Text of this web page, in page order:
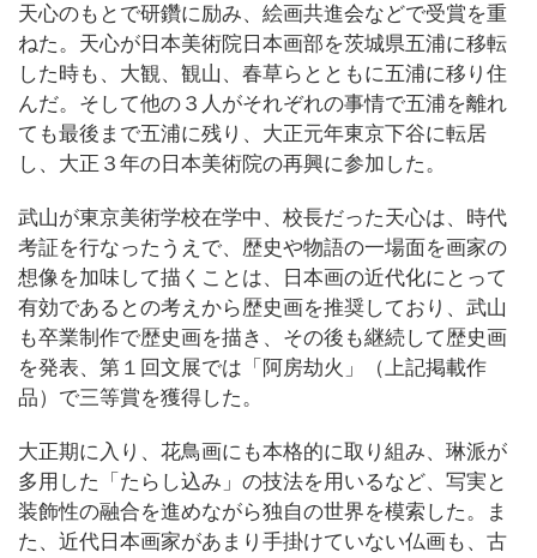
天心のもとで研鑽に励み、絵画共進会などで受賞を重
ねた。天心が日本美術院日本画部を茨城県五浦に移転
した時も、大観、観山、春草らとともに五浦に移り住
んだ。そして他の３人がそれぞれの事情で五浦を離れ
ても最後まで五浦に残り、大正元年東京下谷に転居
し、大正３年の日本美術院の再興に参加した。
武山が東京美術学校在学中、校長だった天心は、時代
考証を行なったうえで、歴史や物語の一場面を画家の
想像を加味して描くことは、日本画の近代化にとって
有効であるとの考えから歴史画を推奨しており、武山
も卒業制作で歴史画を描き、その後も継続して歴史画
を発表、第１回文展では「阿房劫火」（上記掲載作
品）で三等賞を獲得した。
大正期に入り、花鳥画にも本格的に取り組み、琳派が
多用した「たらし込み」の技法を用いるなど、写実と
装飾性の融合を進めながら独自の世界を模索した。ま
た、近代日本画家があまり手掛けていない仏画も、古